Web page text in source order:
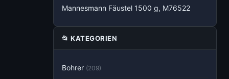
Mannesmann Fäustel 1500 g, M76522
📂 KATEGORIEN
Bohrer (209)